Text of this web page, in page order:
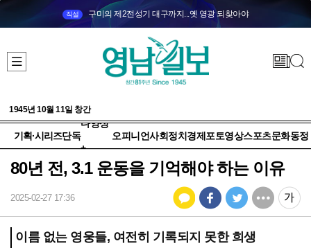
직설 구미의 제2전성기 대구까지...옛 영광 되찾아야
1945년 10월 11일 창간
기획·시리즈단독
다양성
+
오피니언사회정치 경제 포토영상스포츠문화동정
80년 전, 3.1 운동을 기억해야 하는 이유
2025-02-27 17:36
이름 없는 영웅들, 여전히 기록되지 못한 희생